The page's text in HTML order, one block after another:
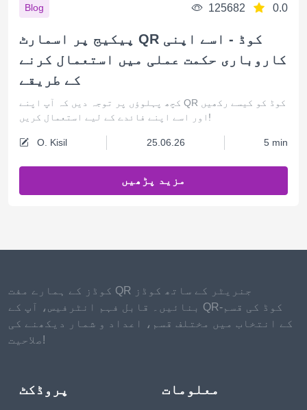
Blog 125682 0.0
پیکیج پر اسمارٹ QR کوڈ - اسے اپنی
کاروباری حکمت عملی میں استعمال کرنے
کے طریقے
کچھ پہلوؤں پر توجہ دیں کہ آپ اپنے QR کوڈ کو کیسے رکھیں
اور اسے اپنے فائدے کے لیے استعمال کریں!
O. Kisil 25.06.26 5 min
مزید پڑھیں
کوڈز کے ہمارے مفت QR جنریٹر کے ساتھ کوڈز
بنائیں۔ قابل فہم انٹرفیس، آپ کے QR-کوڈ کی قسم
کے انتخاب میں مختلف قسم، اعداد و شمار دیکھنے کی
صلاحیت!
پروڈکٹ معلومات